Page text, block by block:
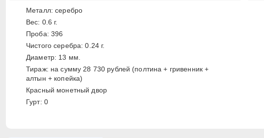
Металл: серебро
Вес: 0.6 г.
Проба: 396
Чистого серебра: 0.24 г.
Диаметр: 13 мм.
Тираж: на сумму 28 730 рублей (полтина + гривенник +
алтын + копейка)
Красный монетный двор
Гурт: 0